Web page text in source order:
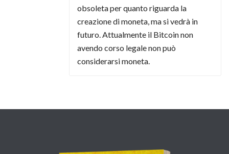
obsoleta per quanto riguarda la
creazione di moneta, ma si vedrà in
futuro. Attualmente il Bitcoin non
avendo corso legale non può
considerarsi moneta.